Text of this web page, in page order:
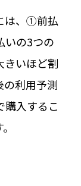
は、①前払
の3つの
きいほど割
の利用予測
購入するこ